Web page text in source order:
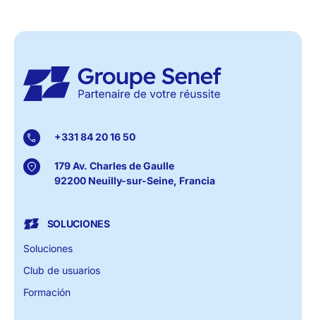
+331 84 20 16 50
179 Av. Charles de Gaulle
92200 Neuilly-sur-Seine, Francia
SOLUCIONES
Soluciones
Club de usuarios
Formación